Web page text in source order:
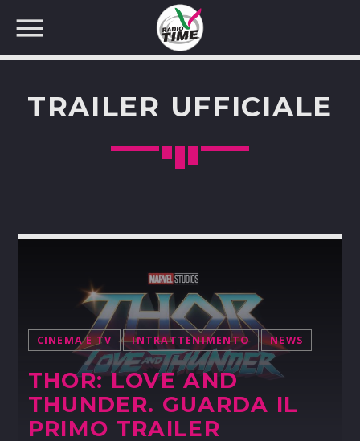
TRAILER UFFICIALE
CINEMA E TV INTRATTENIMENTO NEWS
THOR: LOVE AND
THUNDER. GUARDA IL
PRIMO TRAILER